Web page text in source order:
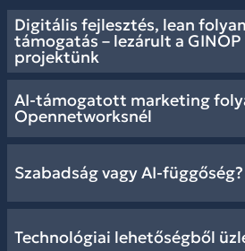
Digitális fejlesztés, lean
támogatás – lezárult a GINOP
projektünk
AI-támogatott marketing
Opennetworksnél
Szabadság vagy AI-függőség?
Technológiai lehetőségből